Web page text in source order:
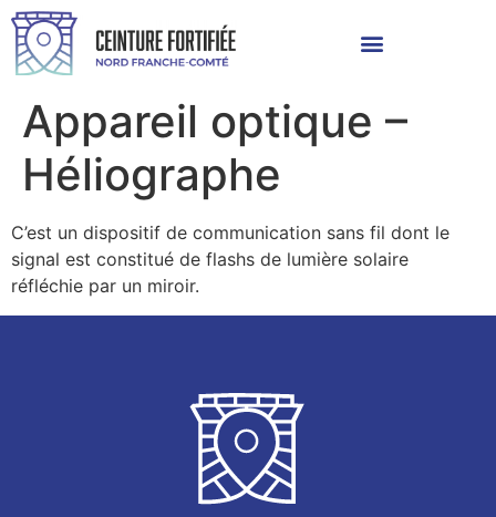
Appareil optique –
Héliographe
C’est un dispositif de communication sans fil dont le
signal est constitué de flashs de lumière solaire
réfléchie par un miroir.